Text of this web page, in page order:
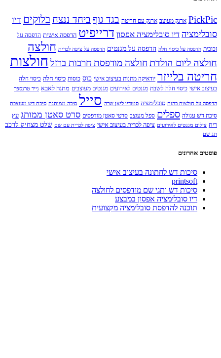
PickPic ארנק מעוצב ארנק עם חריטה בגד גוף ביחד ננצח בלוקים דיו
סובלימציה דיו סובלימציה אפסון דרייפיט הדפסה אישית הדפסה על
זכוכית הדפסה על כיסוי חלה הדפסה על מגנטים הדפסה על ציפה לכרית חולצה
חולצה ליום הולדת חולצה מודפסת חרבות ברזל חולצות
חריטה בלייזר יודאיקה מתנות בעיצוב אישי כוס כוסות כיסוי חלה כיסוי חלה
בעיצוב אישי כיסוי חלה לשבת מגנטים לאירועים מגנטים מעוצבים מתנה לאבא נייר טרנספר
הדפסה על חולצות כהות סובלימציה סטודיו ליאן שרה סייל סיכה ממותגת סיכת דש מעוצבת
סיכת דש עגולה ספלים ספל מעוצב סרטי סאטן מודפסים סרט סאטן ממותג עץ
ריח צילום מגנטים לאירועים ציפה לכרית בעיצוב אישי ציפה לכרית עם שם שלט מצחיק לרכב
תג שם
פוסטים אחרונים
סיכות דש לחתונה בעיצוב אישי
printsoft
סיכות דש ותגי שם מודפסים לחולצה
דיו סובלימציה אפסון במבצע
תוכנה להדפסת סובלימציה מקצועית